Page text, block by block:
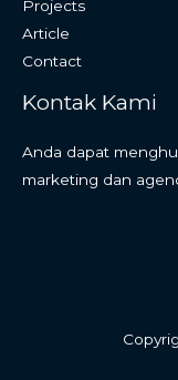
Projects
Article
Contact
Kontak Kami
Anda dapat
marketing dan